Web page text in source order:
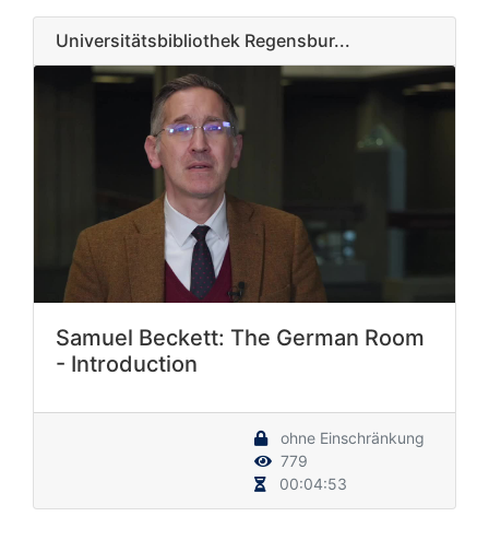
Universitätsbibliothek Regensbur...
Samuel Beckett: The German Room
- Introduction
ohne Einschränkung
779
00:04:53